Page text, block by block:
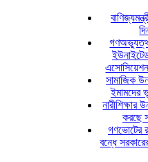
সামাজিক
ইমামদের
করছে
গণভোটের
বন্ধে